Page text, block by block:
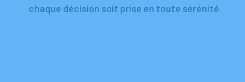
chaque décision soit prise en toute sérénité.